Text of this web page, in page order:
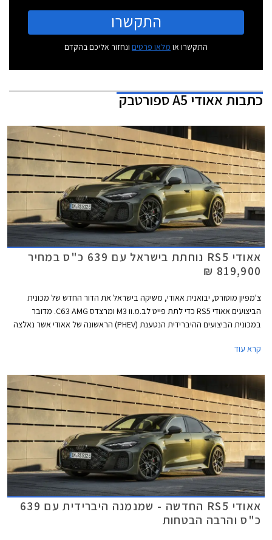
התקשרו
התקשרו או מלאו פרטים ונחזור אליכם בהקדם
כתבותאאודי A5 ספורטבק
אאודי RS5 נוחתת בישראל עם 639 כ"ס במחיר
819,900 ₪
צ'מפיון מוטורס, יבואנית אאודי, משיקה בישראל את הדור החדש של מכונית
הביצועים אאודי RS5 כדי לתת פייט לב.מ.וו M3 ומרצדס C63 AMG. מדובר
במכונית הביצועים ההיברידית הנטענת (PHEV) הראשונה של אאודי אשר נאלצה
באירופה, ומשקל עודף ידוע כאחד האויבים הגדולים ביותר של כל מכונית ספורט.
דגמי RS הודות לדיפרנציאל אחורי חדש ומתקדם. מצד שני, כעת יכולה אאודי
להתפאר בהספק מרשים של 639 כ"ס המאפשר שיגור 0-100 קמ"ש תוך 3.6
שניות כיאה למפלצת ביצועים. המחיר עומד על 819,900 ₪.
קרא עוד
אאודי RS5 החדשה - שמנמנה היברידית עם 639
כ"ס והרבה הבטחות